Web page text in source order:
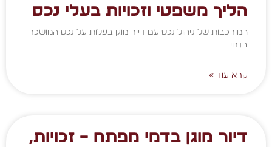
הליך משפטי וזכויות בעלי נכס
המורכבות של ניהול נכס עם דייר מוגן בעלות על נכס המושכר
בדמי
קרא עוד »
דיור מוגן בדמי מפתח – זכויות,